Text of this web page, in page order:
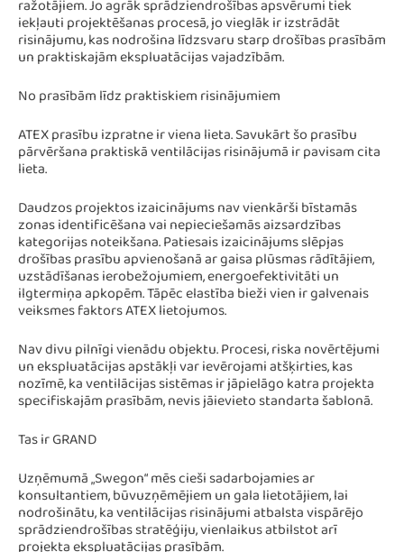
ražotājiem. Jo agrāk sprādziendrošības apsvērumi tiek
iekļauti projektēšanas procesā, jo vieglāk ir izstrādāt
risinājumu, kas nodrošina līdzsvaru starp drošības prasībām
un praktiskajām ekspluatācijas vajadzībām.
No prasībām līdz praktiskiem risinājumiem
ATEX prasību izpratne ir viena lieta. Savukārt šo prasību
pārvēršana praktiskā ventilācijas risinājumā ir pavisam cita
lieta.
Daudzos projektos izaicinājums nav vienkārši bīstamās
zonas identificēšana vai nepieciešamās aizsardzības
kategorijas noteikšana. Patiesais izaicinājums slēpjas
drošības prasību apvienošanā ar gaisa plūsmas rādītājiem,
uzstādīšanas ierobežojumiem, energoefektivitāti un
ilgtermiņa apkopēm. Tāpēc elastība bieži vien ir galvenais
veiksmes faktors ATEX lietojumos.
Nav divu pilnīgi vienādu objektu. Procesi, riska novērtējumi
un ekspluatācijas apstākļi var ievērojami atšķirties, kas
nozīmē, ka ventilācijas sistēmas ir jāpielāgo katra projekta
specifiskajām prasībām, nevis jāievieto standarta šablonā.
Tas ir GRAND
Uzņēmumā „Swegon“ mēs cieši sadarbojamies ar
konsultantiem, būvuzņēmējiem un gala lietotājiem, lai
nodrošinātu, ka ventilācijas risinājumi atbalsta vispārējo
sprādziendrošības stratēģiju, vienlaikus atbilstot arī